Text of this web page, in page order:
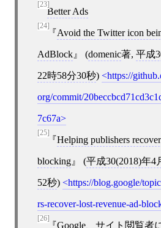
[23]
Better Ads
[24]
Avoid the Twitter icon
AdBlock (domenic著, 平成
22時58分30秒) https://
org/commit/
7c67a
[25]
Helping publishers
blocking (平成30(2018)年4
52秒) https://blog.google/
rs-recover-lost-revenue-ad-
[26]
Google、サイト閲覧者